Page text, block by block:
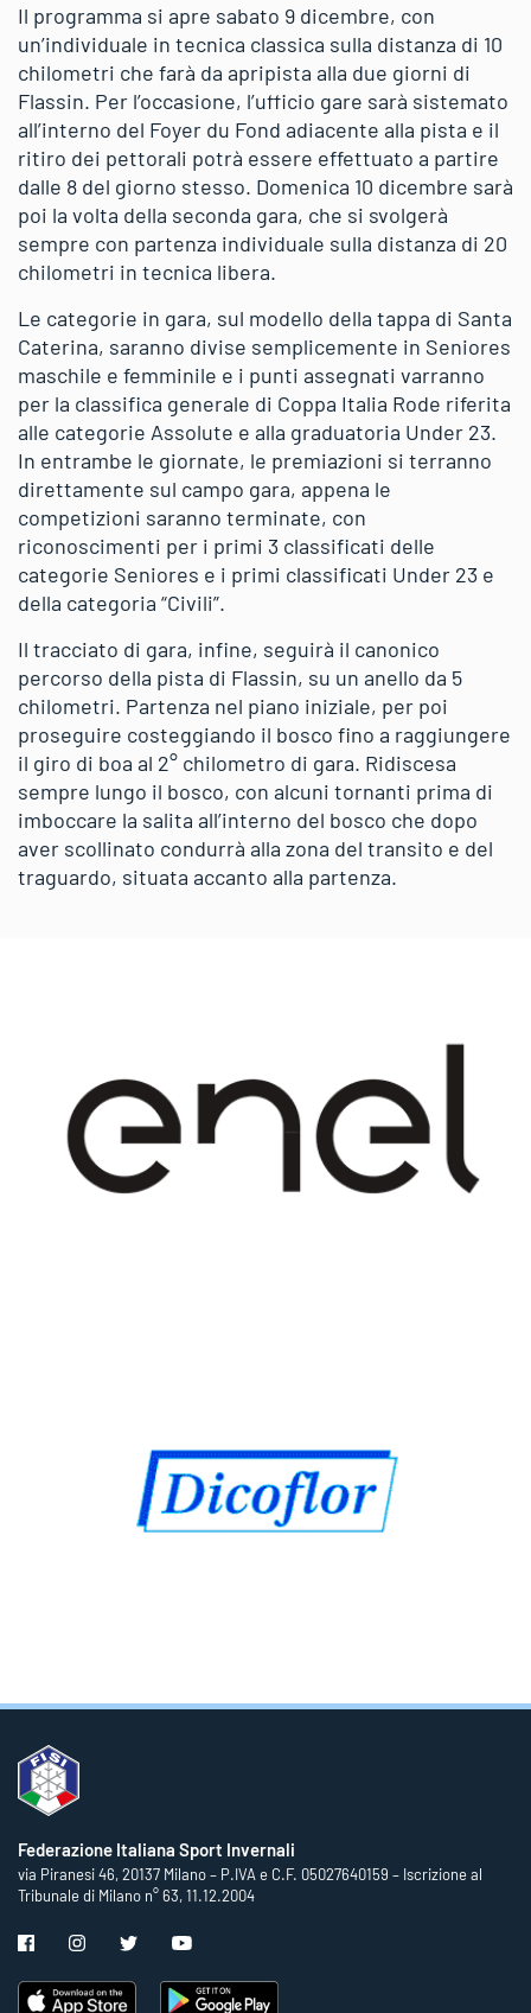
Il programma si apre sabato 9 dicembre, con
un’individuale in tecnica classica sulla distanza di 10
chilometri che farà da apripista alla due giorni di
Flassin. Per l’occasione, l’ufficio gare sarà sistemato
all’interno del Foyer du Fond adiacente alla pista e il
ritiro dei pettorali potrà essere effettuato a partire
dalle 8 del giorno stesso. Domenica 10 dicembre sarà
poi la volta della seconda gara, che si svolgerà
sempre con partenza individuale sulla distanza di 20
chilometri in tecnica libera.
Le categorie in gara, sul modello della tappa di Santa
Caterina, saranno divise semplicemente in Seniores
maschile e femminile e i punti assegnati varranno
per la classifica generale di Coppa Italia Rode riferita
alle categorie Assolute e alla graduatoria Under 23.
In entrambe le giornate, le premiazioni si terranno
direttamente sul campo gara, appena le
competizioni saranno terminate, con
riconoscimenti per i primi 3 classificati delle
categorie Seniores e i primi classificati Under 23 e
della categoria “Civili”.
Il tracciato di gara, infine, seguirà il canonico
percorso della pista di Flassin, su un anello da 5
chilometri. Partenza nel piano iniziale, per poi
proseguire costeggiando il bosco fino a raggiungere
il giro di boa al 2° chilometro di gara. Ridiscesa
sempre lungo il bosco, con alcuni tornanti prima di
imboccare la salita all’interno del bosco che dopo
aver scollinato condurrà alla zona del transito e del
traguardo, situata accanto alla partenza.
Federazione Italiana Sport Invernali
via Piranesi 46, 20137 Milano – P.IVA e C.F. 05027640159 – Iscrizione al
Tribunale di Milano n° 63, 11.12.2004